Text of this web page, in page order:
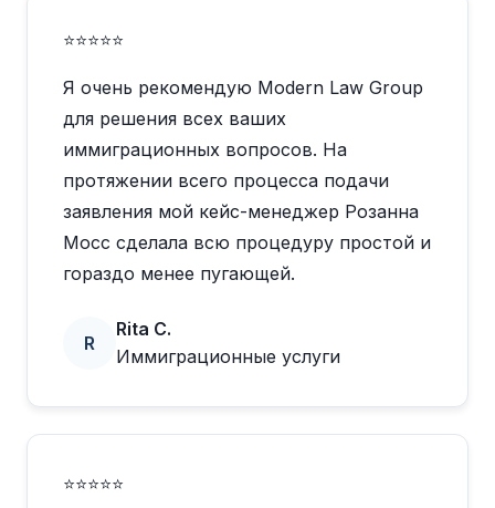
⭐⭐⭐⭐⭐
Я очень рекомендую Modern Law Group
для решения всех ваших
иммиграционных вопросов. На
протяжении всего процесса подачи
заявления мой кейс-менеджер Розанна
Мосс сделала всю процедуру простой и
гораздо менее пугающей.
R
Rita C.
Иммиграционные услуги
⭐⭐⭐⭐⭐